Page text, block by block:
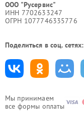
Мы принимаем
все формы оплаты
ООО "Русервис"
ИНН 7702633247
ОГРН 1077746335776
Поделиться в соц. сетях: